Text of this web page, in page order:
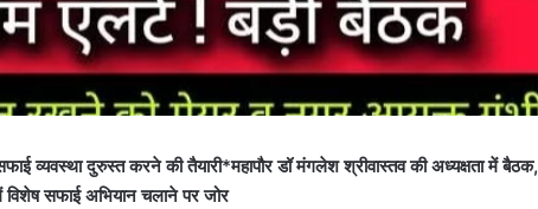
व्यवस्था दुरुस्त करने की तैयारी*महापौर डॉ मंगलेश श्रीवास्तव की अध्यक्षता में बैठक,
सफाई अभियान चलाने पर जोर